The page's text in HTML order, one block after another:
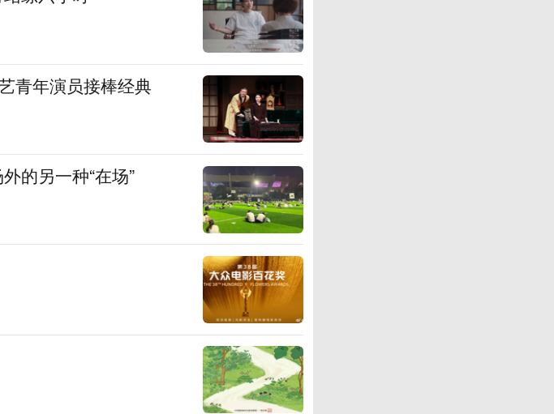
青年演员接棒经典
的另一种“在场”